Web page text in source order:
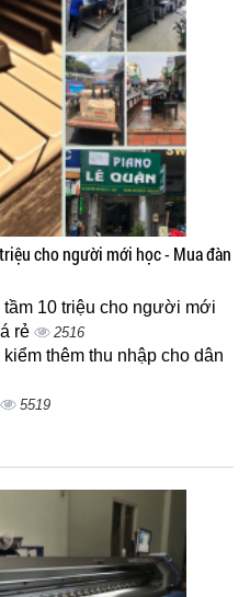
cho người mới học - Mua đàn
10 triệu cho người mới
rẻ
2516
thêm thu nhập cho dân
5519